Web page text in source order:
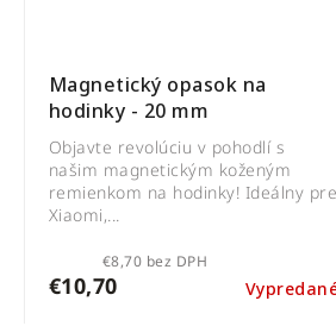
Magnetický opasok na
hodinky - 20 mm
€8,70 bez DPH
€10,70
Objavte revolúciu v pohodlí s
našim magnetickým koženým
remienkom na hodinky! Ideálny pre
Xiaomi,...